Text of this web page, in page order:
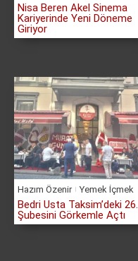
Nisa Beren Akel Sinema
Kariyerinde Yeni Döneme
Giriyor
Hazım Özenir Yemek İçmek
Bedri Usta Taksim’deki 26.
Şubesini Görkemle Açtı